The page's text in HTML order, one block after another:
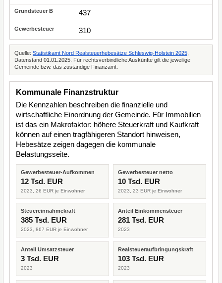
437
310
Quelle: Statistikamt Nord Realsteuerhebesätze Schleswig-Holstein 2025
Datenstand 01.01.2025. Für rechtsverbindliche Auskünfte gilt die jeweilige
Gemeinde bzw. das zuständige Finanzamt.
Kommunale Finanzstruktur
Die Kennzahlen beschreiben die finanzielle und
wirtschaftliche Einordnung der Gemeinde. Für Immobilien
ist das ein Makrofaktor: höhere Steuerkraft und Kaufkraft
können auf einen tragfähigeren Standort hinweisen,
Hebesätze zeigen dagegen die kommunale
Belastungsseite.
Gewerbesteuer-Aufkommen
12 Tsd. EUR
2023, 26 EUR je Einwohner
Gewerbesteuer netto
10 Tsd. EUR
2023, 23 EUR je Einwohner
Steuereinnahmekraft
385 Tsd. EUR
2023, 867 EUR je Einwohner
Anteil Einkommensteuer
281 Tsd. EUR
2023
Anteil Umsatzsteuer
3 Tsd. EUR
2023
Realsteueraufbringungskraft
103 Tsd. EUR
2023